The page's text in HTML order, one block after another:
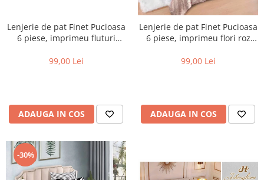
Lenjerie de pat Finet Pucioasa
6 piese, imprimeu fluturi
fundal albastru-R614
99,00 Lei
ADAUGA IN COS
Lenjerie de pat Finet Pucioasa
6 piese, imprimeu flori roz
99,00 Lei
ADAUGA IN COS
-30%